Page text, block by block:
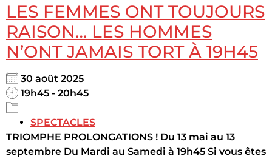
LES FEMMES ONT TOUJOURS
RAISON… LES HOMMES
N’ONT JAMAIS TORT À 19H45
30 août 2025
19h45 - 20h45
SPECTACLES
TRIOMPHE PROLONGATIONS ! Du 13 mai au 13
septembre Du Mardi au Samedi à 19h45 Si vous êtes